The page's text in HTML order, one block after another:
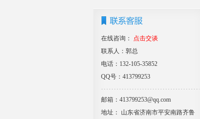
在线咨询：
点击交谈
联系人：郭总
电话：132-105-35852
QQ号：413799253
邮箱：413799253@qq.com
地址： 山东省济南市平安南路齐鲁